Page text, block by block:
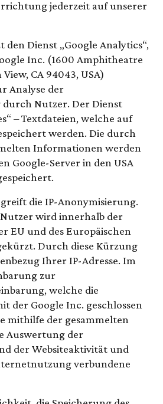
jederzeit auf unserer
den Dienst „Google Analytics“,
Inc. (1600 Amphitheatre
CA 94043, USA)
Analyse der
durch Nutzer. Der Dienst
– Textdateien, welche auf
werden. Die durch
Informationen werden
Google-Server in den USA
die IP-Anonymisierung.
Nutzer wird innerhalb der
EU und des Europäischen
Durch diese Kürzung
Ihrer IP-Adresse. Im
zur
welche die
der Google Inc. geschlossen
mithilfe der gesammelten
Auswertung der
der Websiteaktivität und
verbundene